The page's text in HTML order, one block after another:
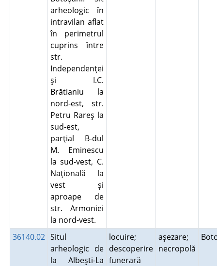
arheologic în
intravilan aflat
în perimetrul
cuprins între
str.
Independenţei
şi I.C.
Brătianiu la
nord-est, str.
Petru Rareş la
sud-est,
parţial B-dul
M. Eminescu
la sud-vest, C.
Naţională la
vest şi
aproape de
str. Armoniei
la nord-vest.
36140.02 Situl
arheologic de
la Albeşti-La
locuire;
descoperire
funerară
aşezare;
necropolă